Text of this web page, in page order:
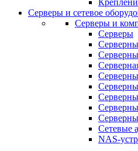
Серверы и сетевое
Серверы и
Серверы
Сетевые
NAS-